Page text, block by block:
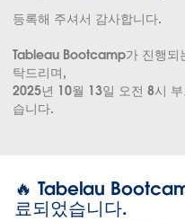
등록해 주셔서 감사합니다.
Tableau Bootcamp가 진행
탁드리며,
2025년 10월 13일 오전 8시
습니다.
🔥 Tabelau
료되었습니다.